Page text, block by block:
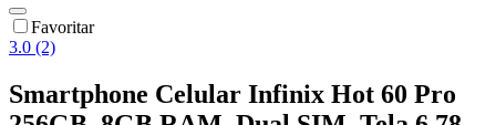
Favoritar
3.0 (2)
Smartphone Celular Infinix Hot 60 Pro